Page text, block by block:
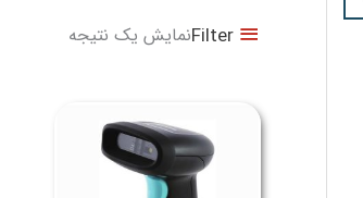
Filterنمایش یک نتیجه